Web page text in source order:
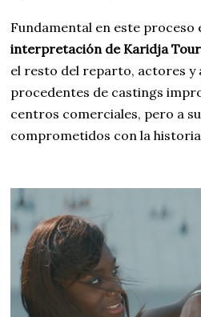
Fundamental en este proceso
interpretación de Karidja
el resto del reparto, actores y
procedentes de castings
centros comerciales, pero a
comprometidos con la